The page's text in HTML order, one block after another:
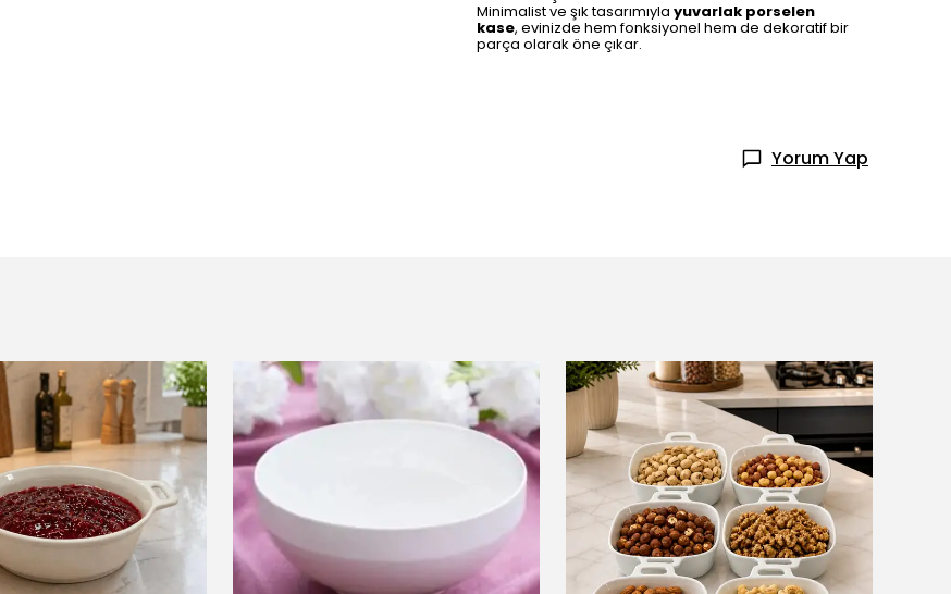
Minimalist ve şık tasarımıyla yuvarlak porselen
kase, evinizde hem fonksiyonel hem de dekoratif bir
parça olarak öne çıkar.
Yorum Yap